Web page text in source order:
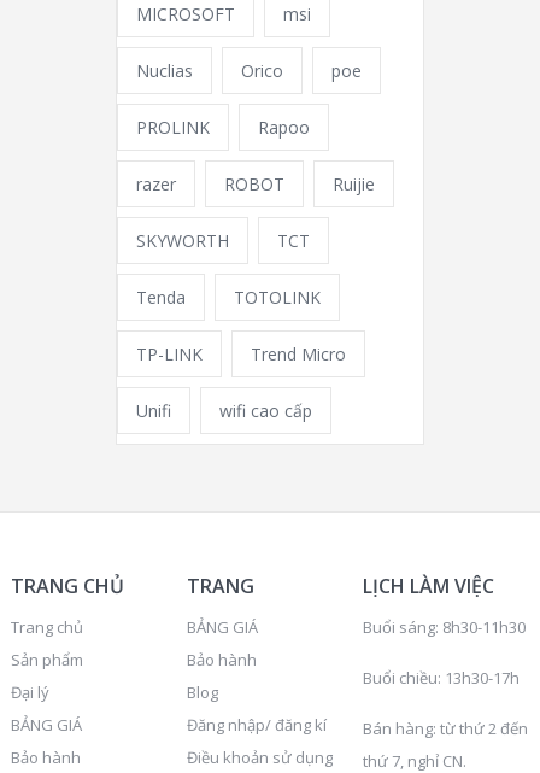
MICROSOFT msi
Nuclias Orico poe
PROLINK Rapoo
razer ROBOT Ruijie
SKYWORTH TCT
Tenda TOTOLINK
TP-LINK Trend Micro
Unifi wifi cao cấp
TRANG CHỦ
Trang chủ
Sản phẩm
Đại lý
BẢNG GIÁ
Bảo hành
TRANG
BẢNG GIÁ
Bảo hành
Blog
Đăng nhập/ đăng kí
Điều khoản sử dụng
LỊCH LÀM VIỆC
Buổi sáng: 8h30-11h30
Buổi chiều: 13h30-17h
Bán hàng: từ thứ 2 đến
thứ 7, nghỉ CN.